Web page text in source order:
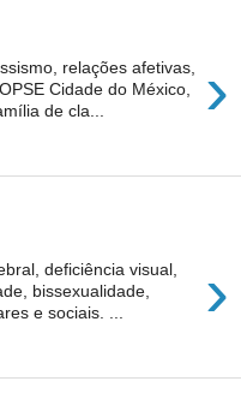
›
relações afetivas,
Cidade do México,
de cla...
›
deficiência visual,
bissexualidade,
e sociais. ...